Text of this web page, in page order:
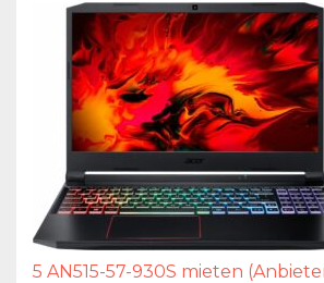
5 AN515-57-930S mieten